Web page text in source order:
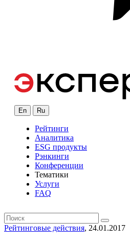
En Ru
Рейтинги
Аналитика
ESG продукты
Рэнкинги
Конференции
Тематики
Услуги
FAQ
Рейтинговые действия, 24.01.2017